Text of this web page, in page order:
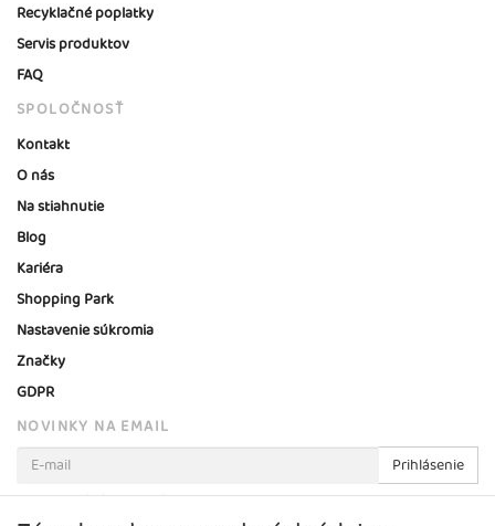
Recyklačné poplatky
Servis produktov
FAQ
SPOLOČNOSŤ
Kontakt
O nás
Na stiahnutie
Blog
Kariéra
Shopping Park
Nastavenie súkromia
Značky
GDPR
NOVINKY NA EMAIL
Prihlásenie
Viac informácií o tejto službe